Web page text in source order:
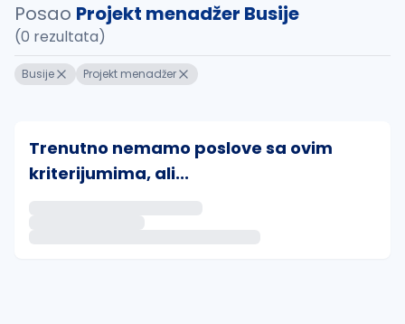
Posao Projekt menadžer Busije
(0 rezultata)
Busije Projekt menadžer
Trenutno nemamo poslove sa ovim
kriterijumima, ali...